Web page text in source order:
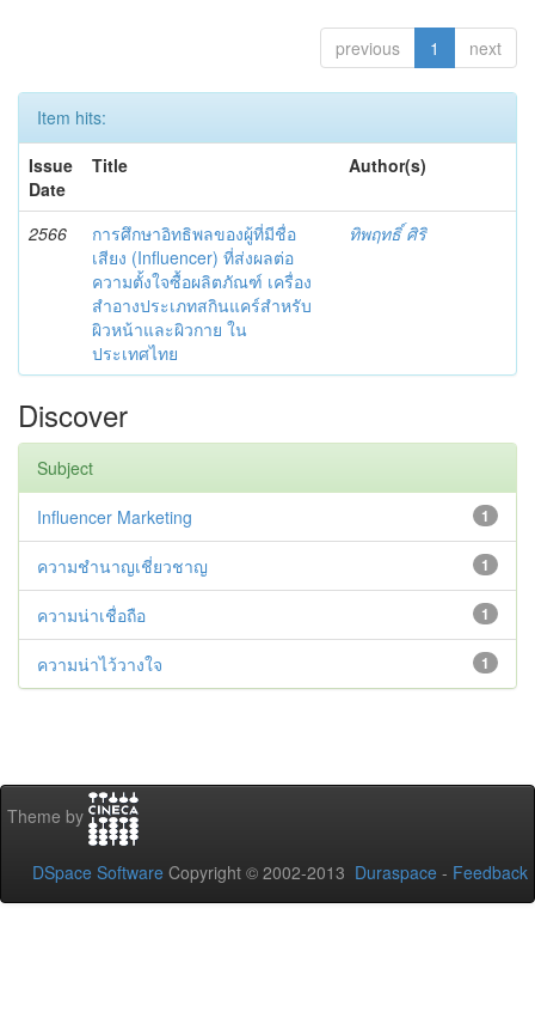
previous 1 next
Item hits:
Issue
Date
Title Author(s)
2566
การศึกษาอิทธิพลของผู้ที่มีชื่อ
เสียง (Influencer) ที่ส่งผลต่อ
ความตั้งใจซื้อผลิตภัณฑ์ เครื่อง
สำอางประเภทสกินแคร์สำหรับ
ผิวหน้าและผิวกาย ใน
ประเทศไทย
ทิพฤทธิ์ ศิริ
Discover
Subject
1
Influencer Marketing
1
ความชำนาญเชี่ยวชาญ
1
ความน่าเชื่อถือ
1
ความน่าไว้วางใจ
Theme by
DSpace Software Copyright © 2002-2013 Duraspace - Feedback